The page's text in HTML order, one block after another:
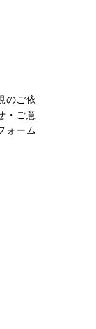
のご依
・ご意
ォーム